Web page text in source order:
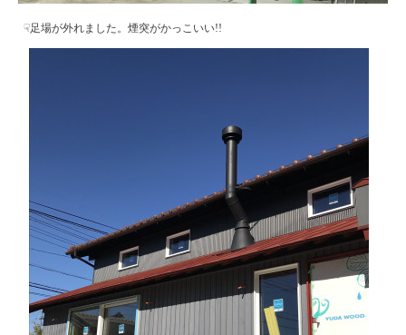
☟足場が外れました。煙突がかっこいい!!